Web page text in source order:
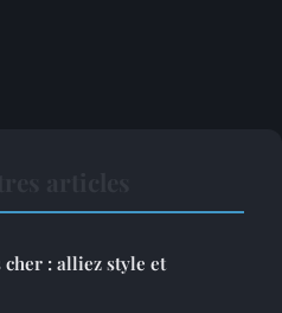
: alliez style et